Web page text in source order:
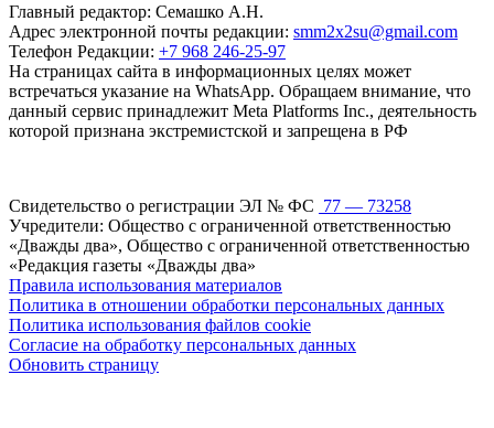
Главный редактор: Семашко А.Н.
Адрес электронной почты редакции: smm2x2su@gmail.com
Телефон Редакции: +7 968 246-25-97
На страницах сайта в информационных целях может
встречаться указание на WhatsApp. Обращаем внимание, что
данный сервис принадлежит Meta Platforms Inc., деятельность
которой признана экстремистской и запрещена в РФ
Свидетельство о регистрации ЭЛ № ФС 77 — 73258
Учредители: Общество с ограниченной ответственностью
«Дважды два», Общество с ограниченной ответственностью
«Редакция газеты «Дважды два»
Правила использования материалов
Политика в отношении обработки персональных данных
Политика использования файлов cookie
Согласие на обработку персональных данных
Обновить страницу